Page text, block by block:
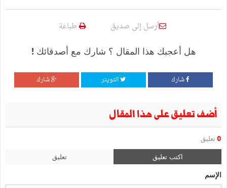
أرسل إلى صديق طباعة
هل أعجبك هذا المقال ؟ شارك مع أصدقائك !
شارك التويتر شارك
أضف تعليق على هذا المقال
0 تعليق
اكتب تعليق تعليق
الإسم